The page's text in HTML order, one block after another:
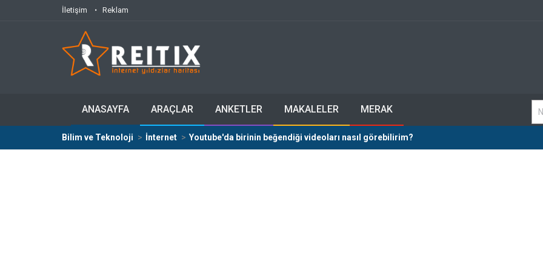
İletişim Reklam
ANASAYFA ARAÇLAR ANKETLER MAKALELER MERAK
Bilim ve Teknoloji İnternet Youtube'da birinin beğendiği videoları nasıl görebilirim?